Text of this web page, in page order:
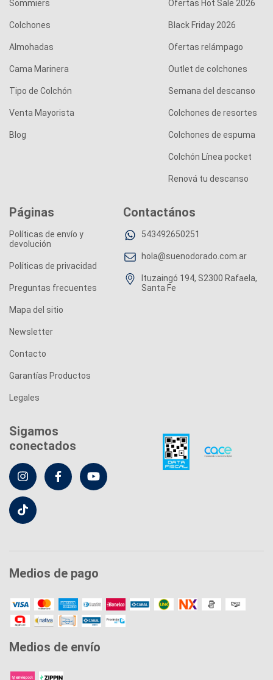
Sommiers
Colchones
Almohadas
Cama Marinera
Tipo de Colchón
Venta Mayorista
Blog
Ofertas Hot Sale 2026
Black Friday 2026
Ofertas relámpago
Outlet de colchones
Semana del descanso
Colchones de resortes
Colchones de espuma
Colchón Línea pocket
Renová tu descanso
Páginas
Políticas de envío y
devolución
Políticas de privacidad
Preguntas frecuentes
Mapa del sitio
Newsletter
Contacto
Garantías Productos
Legales
Contactános
543492650251
hola@suenodorado.com.ar
Ituzaingó 194, S2300 Rafaela,
Santa Fe
Sigamos
conectados
Medios de pago
Medios de envío